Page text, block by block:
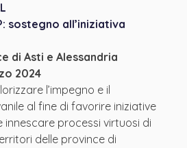
sostegno all’iniziativa
di Asti e Alessandria
2024
l’impegno e il
al fine di favorire iniziative
innescare processi virtuosi di
delle province di